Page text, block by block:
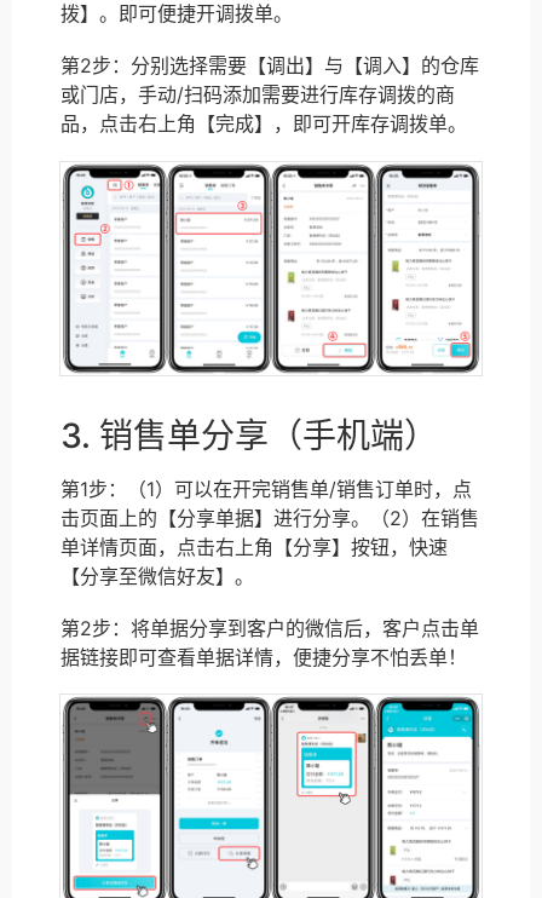
拨】。即可便捷开调拨单。
第2步：分别选择需要【调出】与【调入】的仓库
或门店，手动/扫码添加需要进行库存调拨的商
品，点击右上角【完成】，即可开库存调拨单。
3. 销售单分享（手机端）
第1步：（1）可以在开完销售单/销售订单时，点
击页面上的【分享单据】进行分享。（2）在销售
单详情页面，点击右上角【分享】按钮，快速
【分享至微信好友】。
第2步：将单据分享到客户的微信后，客户点击单
据链接即可查看单据详情，便捷分享不怕丢单！